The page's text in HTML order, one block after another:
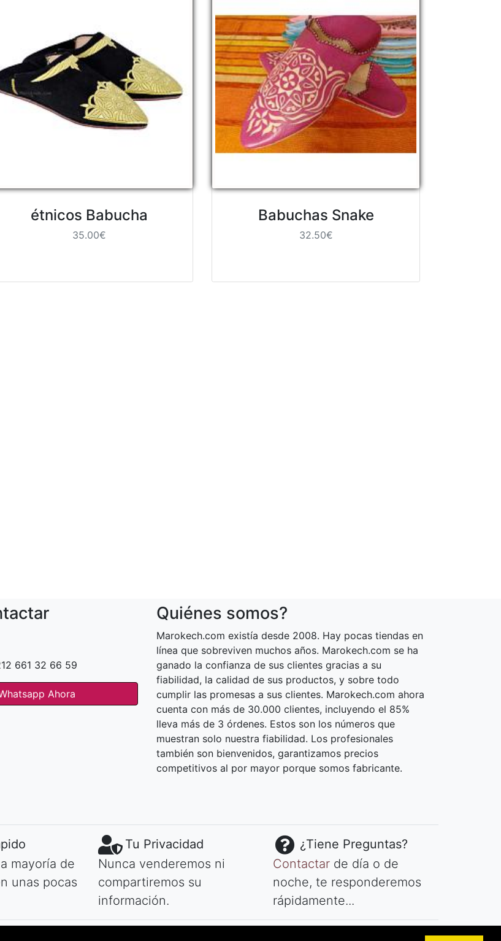
étnicos Babucha
35.00€
Babuchas Snake
32.50€
661 32 66 59
Ahora
Quiénes somos?
Marokech.com existía desde 2008. Hay pocas tiendas en
línea que sobreviven muchos años. Marokech.com se ha
ganado la confianza de sus clientes gracias a su
fiabilidad, la calidad de sus productos, y sobre todo
cumplir las promesas a sus clientes. Marokech.com ahora
cuenta con más de 30.000 clientes, incluyendo el 85%
lleva más de 3 órdenes. Estos son los números que
muestran solo nuestra fiabilidad. Los profesionales
también son bienvenidos, garantizamos precios
competitivos al por mayor porque somos fabricante.
mayoría de
unas pocas
Tu Privacidad
Nunca venderemos ni
compartiremos su
información.
¿Tiene Preguntas?
Contactar de día o de
noche, te responderemos
rápidamente...